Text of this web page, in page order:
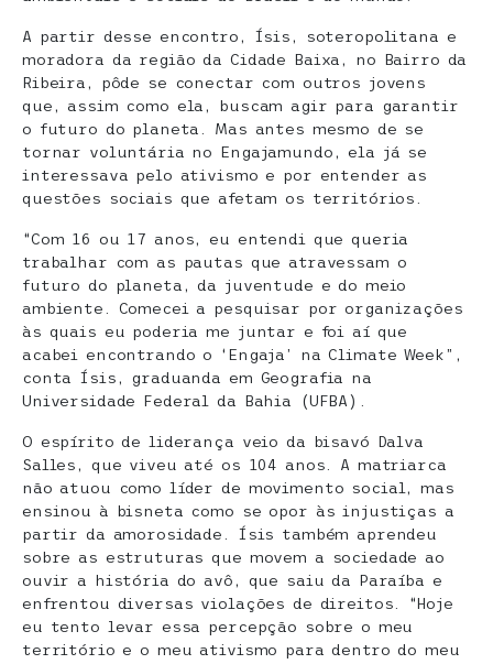
A partir desse encontro, Ísis, soteropolitana e
moradora da região da Cidade Baixa, no Bairro da
Ribeira, pôde se conectar com outros jovens
que, assim como ela, buscam agir para garantir
o futuro do planeta. Mas antes mesmo de se
tornar voluntária no Engajamundo, ela já se
interessava pelo ativismo e por entender as
questões sociais que afetam os territórios.
“Com 16 ou 17 anos, eu entendi que queria
trabalhar com as pautas que atravessam o
futuro do planeta, da juventude e do meio
ambiente. Comecei a pesquisar por organizações
às quais eu poderia me juntar e foi aí que
acabei encontrando o ‘Engaja’ na Climate Week”,
conta Ísis, graduanda em Geografia na
Universidade Federal da Bahia (UFBA).
O espírito de liderança veio da bisavó Dalva
Salles, que viveu até os 104 anos. A matriarca
não atuou como líder de movimento social, mas
ensinou à bisneta como se opor às injustiças a
partir da amorosidade. Ísis também aprendeu
sobre as estruturas que movem a sociedade ao
ouvir a história do avô, que saiu da Paraíba e
enfrentou diversas violações de direitos. “Hoje
eu tento levar essa percepção sobre o meu
território e o meu ativismo para dentro do meu